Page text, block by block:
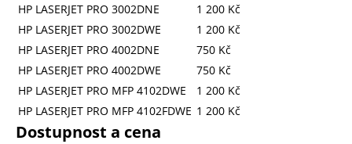
HP LASERJET PRO 3002DNE
1 200 Kč
HP LASERJET PRO 3002DWE
1 200 Kč
HP LASERJET PRO 4002DNE
750 Kč
HP LASERJET PRO 4002DWE
750 Kč
HP LASERJET PRO MFP 4102DWE
1 200 Kč
HP LASERJET PRO MFP 4102FDWE 1 200 Kč
Dostupnost a cena